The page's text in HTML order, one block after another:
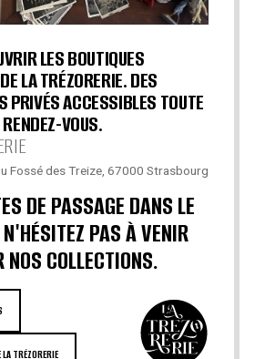
LES BOUTIQUES
LA TRÉZORERIE. DES
PRIVÉS ACCESSIBLES TOUTE
VOUS.
Fossé des Treize, 67000 Strasbourg
DE PASSAGE DANS LE
PAS À VENIR
NOS COLLECTIONS.
TRÉZORERIE